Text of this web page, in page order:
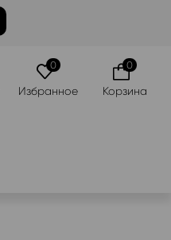
0
Избранное
0
Корзина